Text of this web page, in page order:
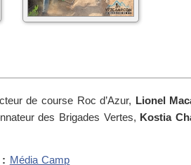
de course Roc d’Azur, Lionel
des Brigades Vertes, Kostia
: Média Camp